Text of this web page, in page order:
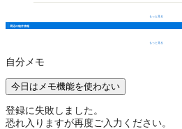
もっと見る
周辺の物件情報
もっと見る
自分メモ
今日はメモ機能を使わない
登録に失敗しました。
恐れ入りますが再度ご入力ください。